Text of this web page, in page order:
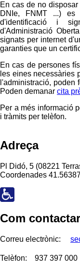
En cas de no
DNIe, FNMT ...) es
d'identificació i
d'Administració
signats per internet
garanties que un
En cas de persones
les eines necessàries
l'administració, poden
Poden demanar cita
Per a més informació
i tràmits per telèfon.
Adreça
Pl Didó, 5 (08221
Coordenades
Com contactar
Correu electrònic:
Telèfon: 937 397 000